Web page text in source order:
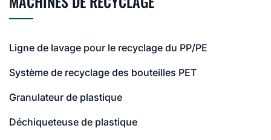
Ligne de lavage pour le recyclage du PP/PE
Système de recyclage des bouteilles PET
Granulateur de plastique
Déchiqueteuse de plastique